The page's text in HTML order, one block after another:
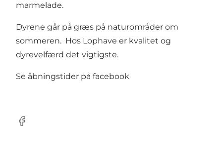
marmelade.
Dyrene går på græs på naturområder om
sommeren. Hos Lophave er kvalitet og
dyrevelfærd det vigtigste.
Se åbningstider på facebook
Facebook